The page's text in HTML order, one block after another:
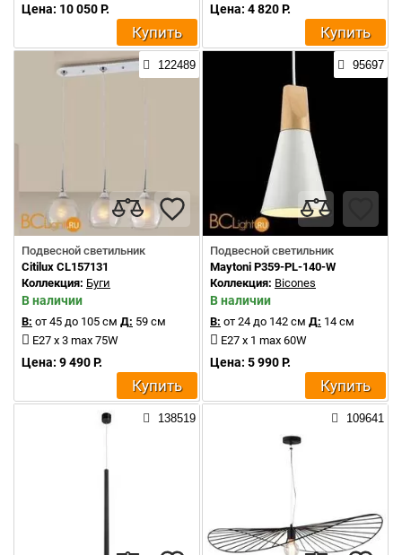
Цена: 10 050 Р.
Купить
Цена: 4 820 Р.
Купить
122489
Подвесной светильник
Citilux CL157131
Коллекция: Буги
В наличии
В: от 45 до 105 см Д: 59 см
E27 x 3 max 75W
Цена: 9 490 Р.
Купить
95697
Подвесной светильник
Maytoni P359-PL-140-W
Коллекция: Bicones
В наличии
В: от 24 до 142 см Д: 14 см
E27 x 1 max 60W
Цена: 5 990 Р.
Купить
138519 109641